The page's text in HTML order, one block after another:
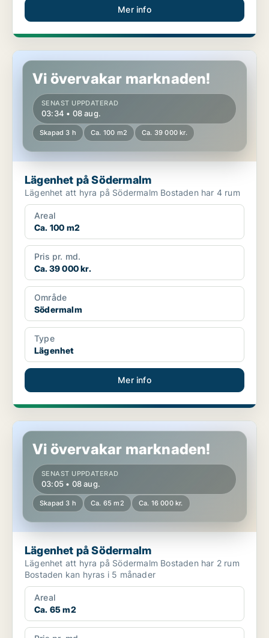
Mer info
Lägenhet på Södermalm
Vi övervakar marknaden!
SENAST UPPDATERAD
03:34 • 08 aug.
Skapad 3 h Ca. 100 m2 Ca. 39 000 kr.
Lägenhet på Södermalm
Lägenhet att hyra på Södermalm Bostaden har 4 rum
Areal
Ca. 100 m2
Pris pr. md.
Ca. 39 000 kr.
Område
Södermalm
Type
Lägenhet
Mer info
Lägenhet på Södermalm
Vi övervakar marknaden!
SENAST UPPDATERAD
03:05 • 08 aug.
Skapad 3 h Ca. 65 m2 Ca. 16 000 kr.
Lägenhet på Södermalm
Lägenhet att hyra på Södermalm Bostaden har 2 rum
Bostaden kan hyras i 5 månader
Areal
Ca. 65 m2